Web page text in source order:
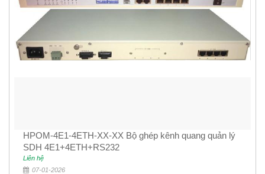
HPOM-4E1-4ETH-XX-XX Bộ ghép kênh quang quản lý
SDH 4E1+4ETH+RS232
Liên hệ
07-01-2026